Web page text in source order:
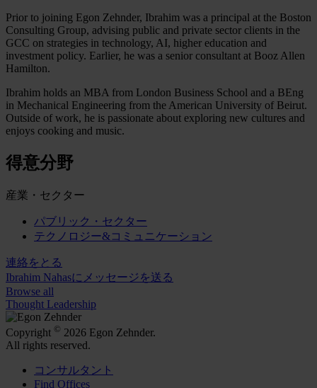
Prior to joining Egon Zehnder, Ibrahim was a principal at the Boston
Consulting Group, advising public and private sector clients in the
GCC on strategies in technology, AI, higher education and
investment policy. Earlier, he was a senior consultant at Booz Allen
Hamilton.
Ibrahim holds an MBA from London Business School and a BEng
in Mechanical Engineering from the American University of Beirut.
Outside of work, he is passionate about exploring new cultures and
enjoys cooking and music.
得意分野
産業・セクター
パブリック・セクター
テクノロジー&コミュニケーション
連絡をとる
Ibrahim Nahasにメッセージを送る
Browse all
Thought Leadership
Copyright © 2026 Egon Zehnder.
All rights reserved.
コンサルタント
Find Offices